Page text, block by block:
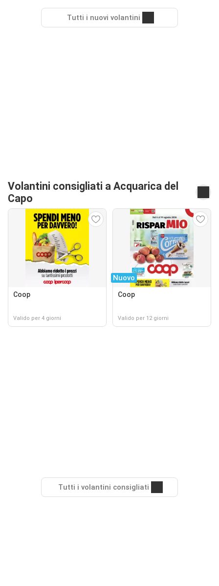
Tutti i nuovi volantini
Volantini consigliati a Acquarica del
Capo
Coop
Valido per 4 giorni
Nuovo
Coop
Valido per 12 giorni
Tutti i volantini consigliati